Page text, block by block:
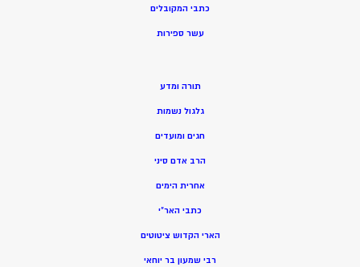
כתבי המקובלים
עשר ספירות
תורה ומדע
גלגול נשמות
חגים ומועדים
הרב אדם סיני
אחרית הימים
כתבי האר”י
הארי הקדוש ציטוטים
רבי שמעון בר יוחאי